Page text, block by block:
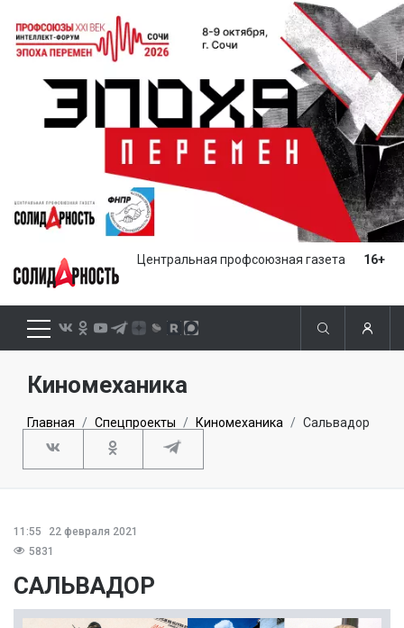
Центральная профсоюзная газета 16+
Киномеханика
Главная Спецпроекты Киномеханика Сальвадор
11:55
22 февраля 2021
5831
САЛЬВАДОР